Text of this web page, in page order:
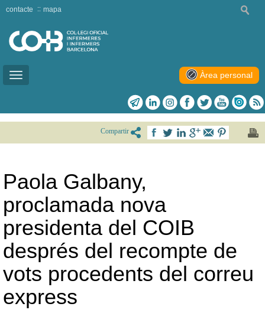
Toggle
contacte mapa
Àrea personal
Compartir
Paola Galbany,
proclamada nova
presidenta del COIB
després del recompte de
vots procedents del correu
express